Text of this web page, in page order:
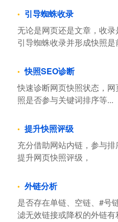
引导蜘蛛收录
无论是网页还是文章，收
引导蜘蛛收录并形成快照是
快照SEO诊断
快速诊断网页快照状态，
照是否参与关键词排序等...
提升快照评级
充分借助网站内链，参与
提升网页快照评级，
外链分析
是否存在单链、空链、#号
滤无效链接或降权的外链有